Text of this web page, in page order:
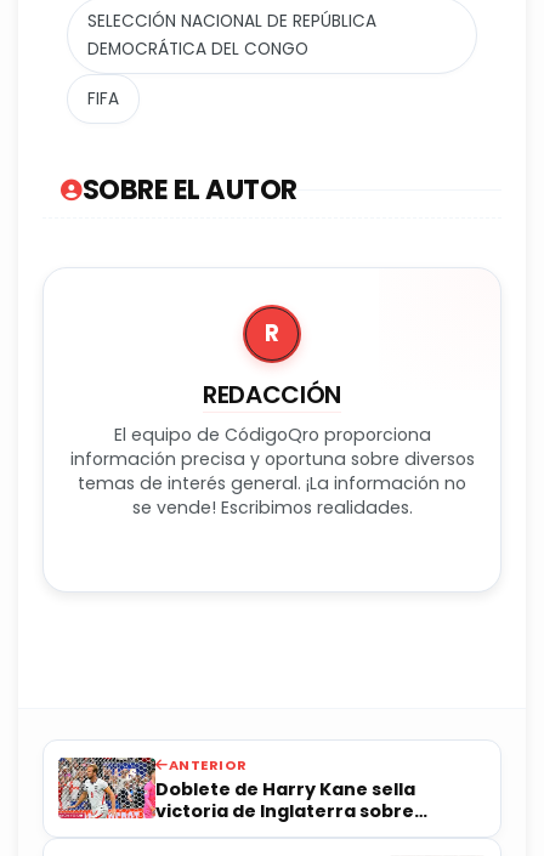
SELECCIÓN NACIONAL DE REPÚBLICA
DEMOCRÁTICA DEL CONGO
FIFA
SOBRE EL AUTOR
R
REDACCIÓN
El equipo de CódigoQro proporciona
información precisa y oportuna sobre diversos
temas de interés general. ¡La información no
se vende! Escribimos realidades.
ANTERIOR
Doblete de Harry Kane sella
victoria de Inglaterra sobre
Croacia